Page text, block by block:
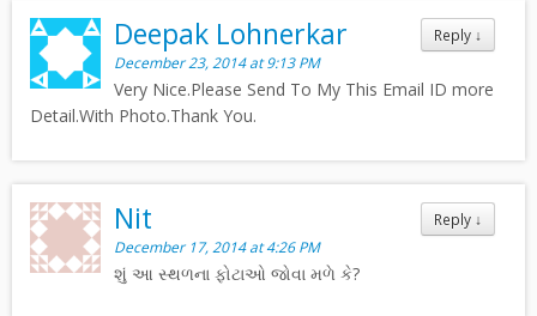
Reply ↓
Deepak Lohnerkar
December 23, 2014 at 9:13 PM
Very Nice.Please Send To My This Email ID more
Detail.With Photo.Thank You.
Reply ↓
Nit
December 17, 2014 at 4:26 PM
શું આ સ્થળના ફોટાઓ જોવા મળે કે?